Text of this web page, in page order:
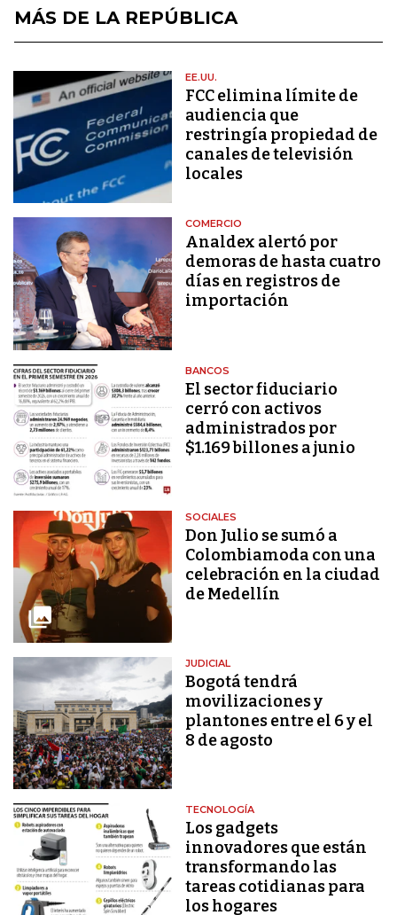
MÁS DE LA REPÚBLICA
EE.UU.
FCC elimina límite de
audiencia que
restringía propiedad de
canales de televisión
locales
COMERCIO
Analdex alertó por
demoras de hasta cuatro
días en registros de
importación
BANCOS
El sector fiduciario
cerró con activos
administrados por
$1.169 billones a junio
SOCIALES
Don Julio se sumó a
Colombiamoda con una
celebración en la ciudad
de Medellín
JUDICIAL
Bogotá tendrá
movilizaciones y
plantones entre el 6 y el
8 de agosto
TECNOLOGÍA
Los gadgets
innovadores que están
transformando las
tareas cotidianas para
los hogares